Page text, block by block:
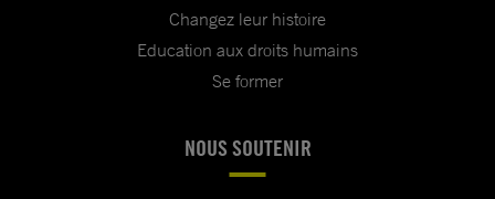
Changez leur histoire
Education aux droits humains
Se former
NOUS SOUTENIR